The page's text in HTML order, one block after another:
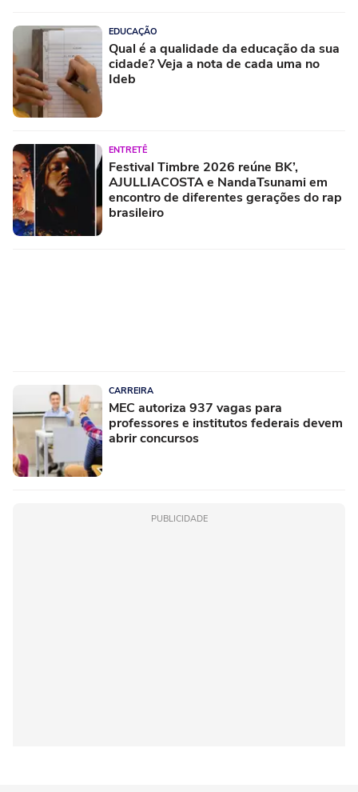
EDUCAÇÃO
Qual é a qualidade da educação da sua
cidade? Veja a nota de cada uma no
Ideb
ENTRETÊ
Festival Timbre 2026 reúne BK’,
AJULLIACOSTA e NandaTsunami em
encontro de diferentes gerações do rap
brasileiro
CARREIRA
MEC autoriza 937 vagas para
professores e institutos federais devem
abrir concursos
PUBLICIDADE